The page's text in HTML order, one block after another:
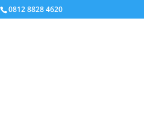
0812 8828 4620